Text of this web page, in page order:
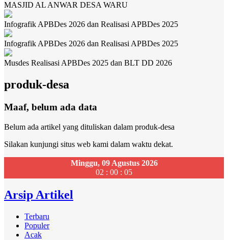
MASJID AL ANWAR DESA WARU
Infografik APBDes 2026 dan Realisasi APBDes 2025
Infografik APBDes 2026 dan Realisasi APBDes 2025
Musdes Realisasi APBDes 2025 dan BLT DD 2026
produk-desa
Maaf, belum ada data
Belum ada artikel yang dituliskan dalam produk-desa
Silakan kunjungi situs web kami dalam waktu dekat.
Minggu, 09 Agustus 2026
02 : 00 : 05
Arsip Artikel
Terbaru
Populer
Acak